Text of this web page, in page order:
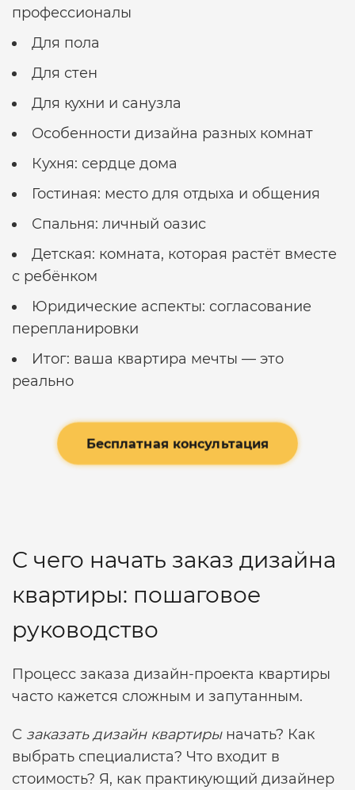
профессионалы
Для пола
Для стен
Для кухни и санузла
Особенности дизайна разных комнат
Кухня: сердце дома
Гостиная: место для отдыха и общения
Спальня: личный оазис
Детская: комната, которая растёт вместе
с ребёнком
Юридические аспекты: согласование
перепланировки
Итог: ваша квартира мечты — это
реально
Бесплатная консультация
С чего начать заказ дизайна
квартиры: пошаговое
руководство
Процесс заказа дизайн-проекта квартиры
часто кажется сложным и запутанным.
С заказать дизайн квартирыначать? Как
выбрать специалиста? Что входит в
стоимость? Я, как практикующий дизайнер